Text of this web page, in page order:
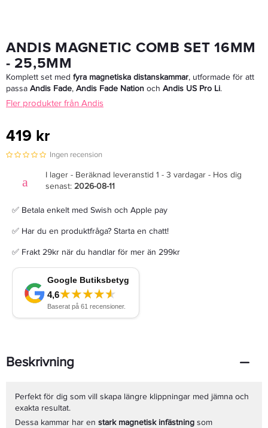
ANDIS MAGNETIC COMB SET 16MM
- 25,5MM
Komplett set med fyra magnetiska distanskammar, utformade för att
passa Andis Fade, Andis Fade Nation och Andis US Pro Li.
Fler produkter från Andis
419 kr
Ingen recension
I lager - Beräknad leveranstid 1 - 3 vardagar - Hos dig
senast: 2026-08-11
✅ Betala enkelt med Swish och Apple pay
✅ Har du en produktfråga? Starta en chatt!
✅ Frakt 29kr när du handlar för mer än 299kr
Beskrivning
Perfekt för dig som vill skapa längre klippningar med jämna och
exakta resultat.
Dessa kammar har en stark magnetisk infästning som